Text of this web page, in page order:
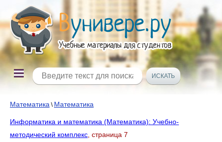
Математика \ Математика
Информатика и математика (Математика): Учебно-
методический комплекс , страница 7